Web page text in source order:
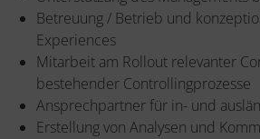
Betreuung / Betrieb und
Experiences
Mitarbeit am Rollout relevanter
bestehender Controllingprozesse
Ansprechpartner für in- und
Erstellung von Analysen und